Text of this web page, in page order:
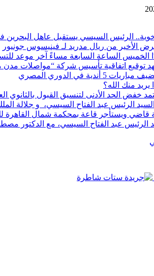
الرئيس السيسي يستقبل عاهل البحرين
الأخير من ريال مدريد لـ فينيسوس جونيور
الخميس الساعة السابعة مساءً آخر موعد
توقيع اتفاقية تأسيس شركة “مواصلات مدن
في الدوري المصري
يريد منك الله؟
الحد الأدنى لتنسيق القبول بالثانوي العام إلى
السيد الرئيس عبد الفتاح السيسي، و جلالة
ويستأجر قاعة بمحكمة شمال القاهرة
الرئيس عبد الفتاح السيسي، مع الدكتور